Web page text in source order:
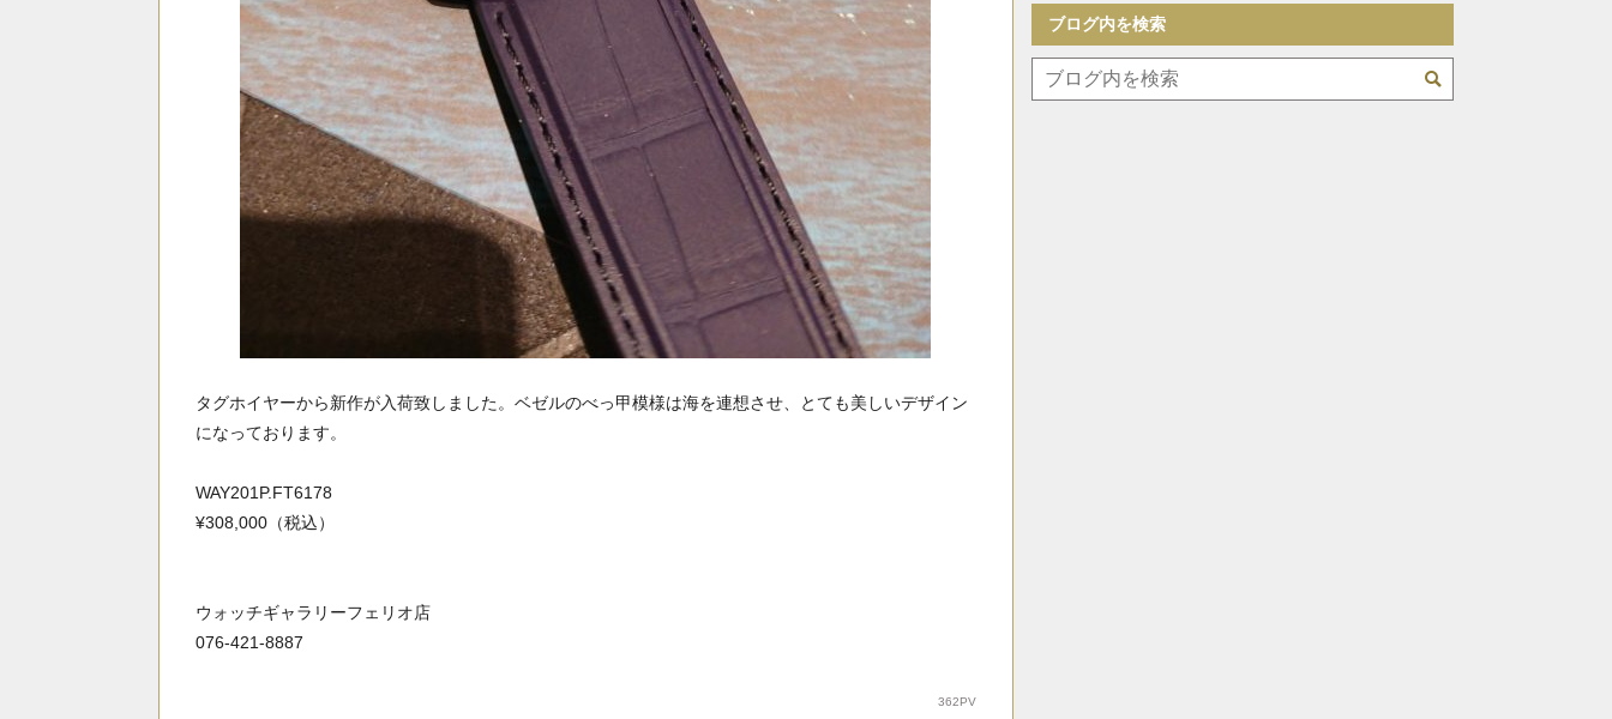
タグホイヤーから新作が入荷致しました。ベゼルのべっ甲模様は海を連想させ、とても美しいデザイン
になっております。
WAY201P.FT6178
¥308,000（税込）
ウォッチギャラリーフェリオ店
076-421-8887
362PV
ブログ内を検索